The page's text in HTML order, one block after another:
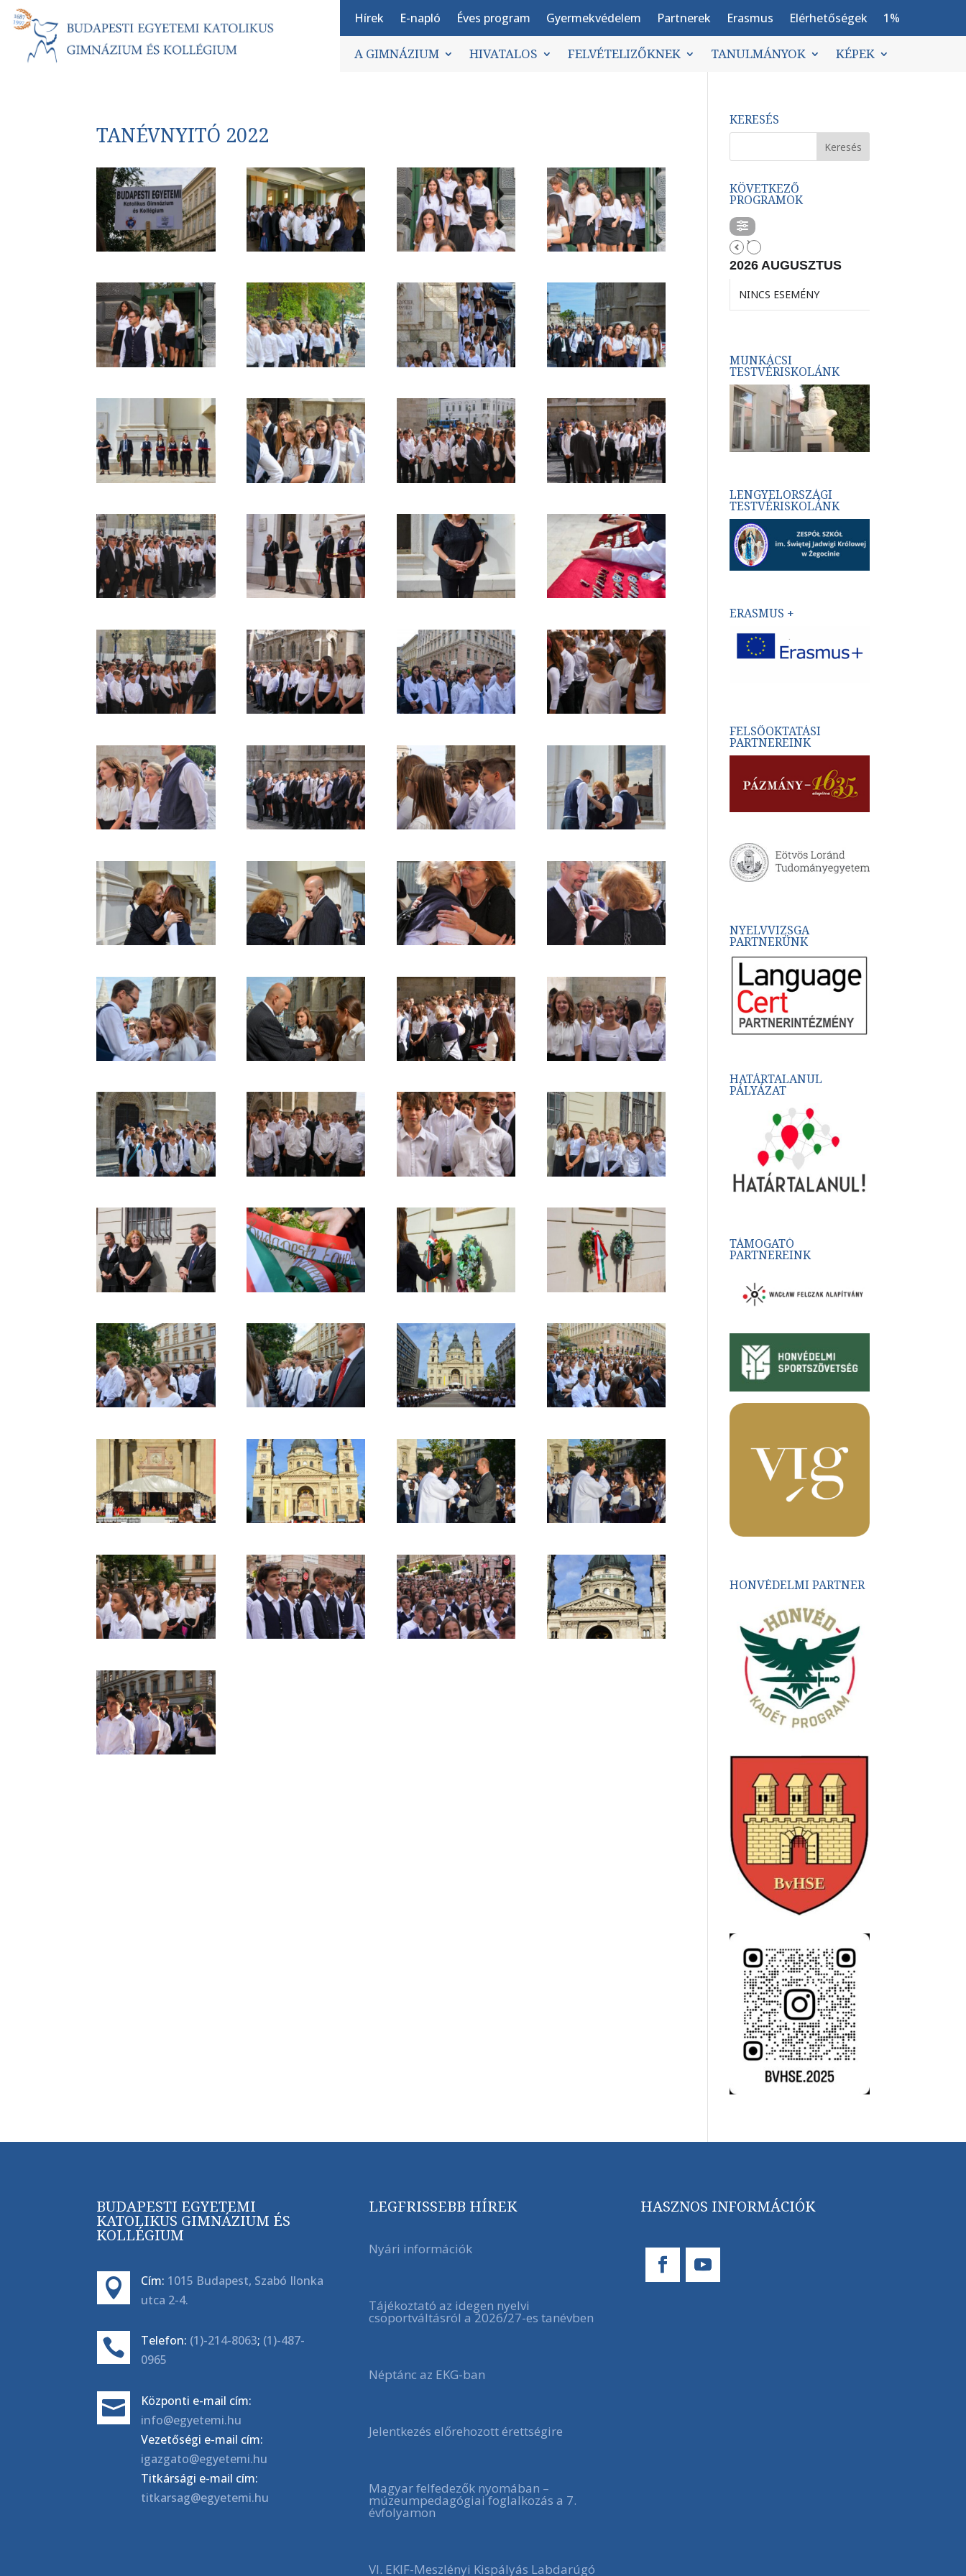
Hírek E-napló Éves program Gyermekvédelem Partnerek Erasmus Elérhetőségek 1%
A GIMNÁZIUM HIVATALOS FELVÉTELIZŐKNEK TANULMÁNYOK KÉPEK
TANÉVNYITÓ 2022
KERESÉS
KÖVETKEZŐ
PROGRAMOK
2026 AUGUSZTUS
NINCS ESEMÉNY
MUNKÁCSI
TESTVÉRISKOLÁNK
LENGYELORSZÁGI
TESTVÉRISKOLÁNK
ERASMUS +
FELSŐOKTATÁSI
PARTNEREINK
NYELVVIZSGA
PARTNERÜNK
HATÁRTALANUL
PÁLYÁZAT
TÁMOGATÓ
PARTNEREINK
HONVÉDELMI PARTNER
BUDAPESTI EGYETEMI
KATOLIKUS GIMNÁZIUM ÉS
KOLLÉGIUM
 Cím: 1015 Budapest, Szabó Ilonka
utca 2-4.
 Telefon: (1)-214-8063; (1)-487-
0965

Központi e-mail cím:
info@egyetemi.hu
Vezetőségi e-mail cím:
igazgato@egyetemi.hu
Titkársági e-mail cím:
titkarsag@egyetemi.hu
LEGFRISSEBB HÍREK
Nyári információk
Tájékoztató az idegen nyelvi
csoportváltásról a 2026/27-es tanévben
Néptánc az EKG-ban
Jelentkezés előrehozott érettségire
Magyar felfedezők nyomában –
múzeumpedagógiai foglalkozás a 7.
évfolyamon
VI. EKIF-Meszlényi Kispályás Labdarúgó
HASZNOS INFORMÁCIÓK